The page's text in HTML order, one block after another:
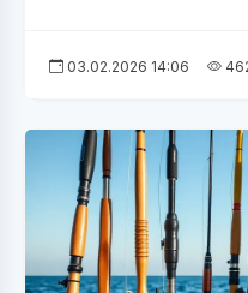
03.02.2026 14:06